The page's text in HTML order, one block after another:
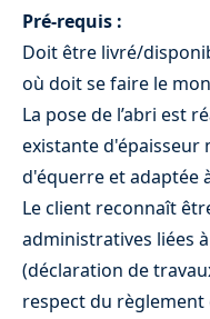
Installation store
de largeur
Pré-requis :
Doit être livré/
où doit se faire le
La pose de l’abri est
existante d'épaisseur
d'équerre et adaptée
Le client reconnaît
administratives liées
(déclaration de
respect du règlement